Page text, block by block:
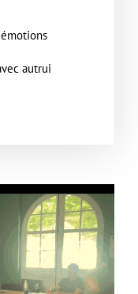
autrui